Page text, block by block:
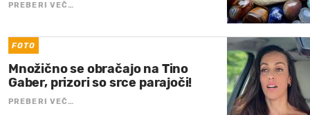
PREBERI VEČ…
FOTO
Množično se obračajo na Tino
Gaber, prizori so srce parajoči!
PREBERI VEČ…